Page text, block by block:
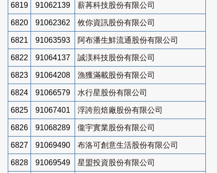
6819 91062139 薪苒科技股份有限公司
6820 91062362 攸你資訊股份有限公司
6821 91063593 阿布潘生鮮流通股份有限公司
6822 91064137 誠渼科技股份有限公司
6823 91064208 漁獲滿載股份有限公司
6824 91066579 水行星股份有限公司
6825 91067401 浮誇煎焙廠股份有限公司
6826 91068289 儱宇實業股份有限公司
6827 91069490 布洛可創意生活股份有限公司
6828 91069549 星盟投資股份有限公司